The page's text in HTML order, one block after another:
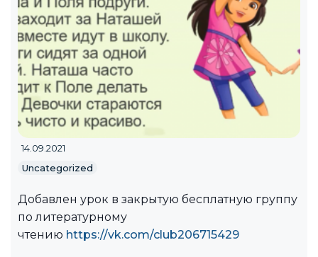
14.09.2021
Uncategorized
Добавлен урок в закрытую бесплатную группу
по литературному
чтению https://vk.com/club206715429